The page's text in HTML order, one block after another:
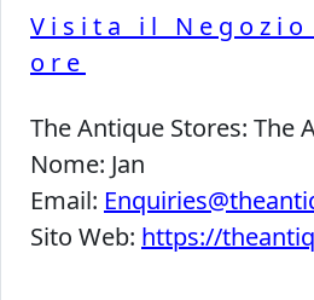
Visita il
ore
The Antique Stores: The
Nome: Jan
Email:
Sito Web: https://